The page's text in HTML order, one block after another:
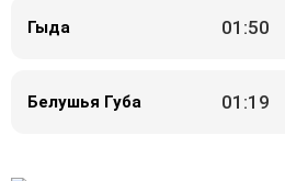
Гыда 01:50
Белушья Губа 01:19